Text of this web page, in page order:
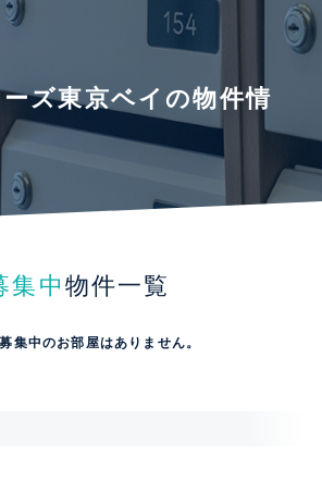
ズ東京ベイの物件情
集中 物件一覧
集中のお部屋はありません。